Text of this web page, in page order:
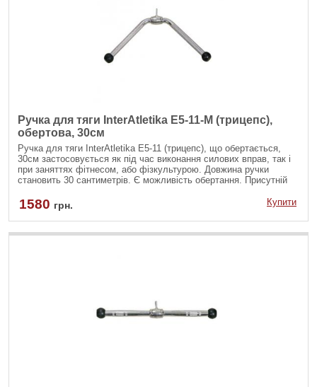
Ручка для тяги InterAtletika E5-11-M (трицепс),
обертова, 30см
Ручка для тяги InterAtletika Е5-11 (трицепс), що обертається,
30см застосовується як під час виконання силових вправ, так і
при заняттях фітнесом, або фізкультурою. Довжина ручки
становить 30 сантиметрів. Є можливість обертання. Присутній
1580 грн. Купити